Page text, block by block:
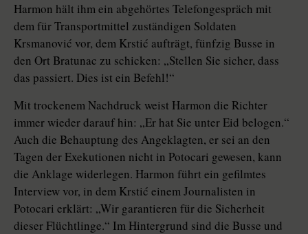
Harmon hält ihm ein abgehörtes Telefongespräch mit
dem für Transportmittel zuständigen Soldaten
Krsmanović vor, dem Krstić aufträgt, fünfzig Busse in
den Ort Bratunac zu schicken: „Stellen Sie sicher, dass
das passiert. Dies ist ein Befehl!“
Mit trockenem Nachdruck weist Harmon die Richter
immer wieder darauf hin: „Er hat Sie unter Eid belogen.“
Auch die Behauptung des Angeklagten, er sei an den
Tagen der Exekutionen nicht in Potocari gewesen, kann
die Anklage widerlegen. Harmon führt ein gefilmtes
Interview vor, in dem Krstić einem Journalisten in
Potocari erklärt: „Wir garantieren für die Sicherheit
dieser Flüchtlinge.“ Im Hintergrund sind die Busse und